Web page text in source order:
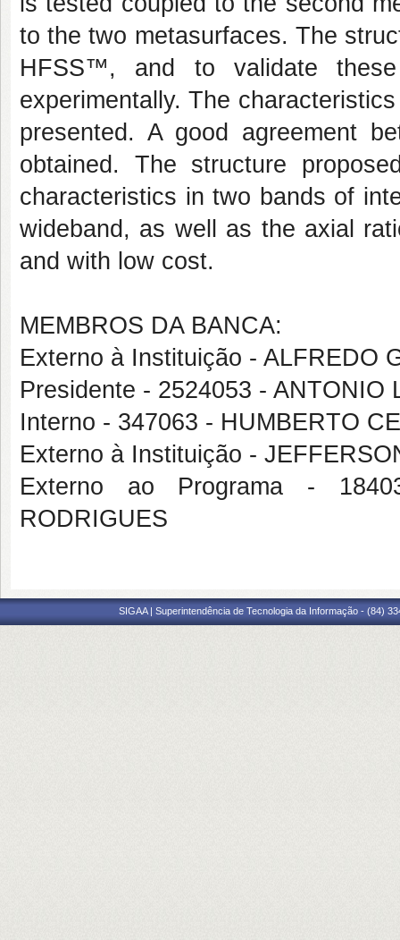
to the two metasurfaces. The
HFSS™, and to validate
experimentally. The
presented. A good agreement
obtained. The structure
characteristics in two bands of
wideband, as well as the axial
and with low cost.
MEMBROS DA BANCA:
Externo à Instituição - ALFREDO
Presidente - 2524053 - ANTONIO
Interno - 347063 - HUMBERTO
Externo à Instituição -
Externo ao Programa -
RODRIGUES
SIGAA | Superintendência de Tecnologia da Informação - (84)